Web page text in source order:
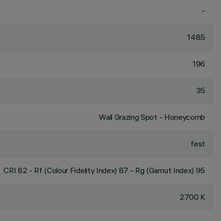
-
1485
196
35
Wall Grazing Spot - Honeycomb
fest
CRI 82 - Rf (Colour Fidelity Index) 87 - Rg (Gamut Index) 95
2700 K